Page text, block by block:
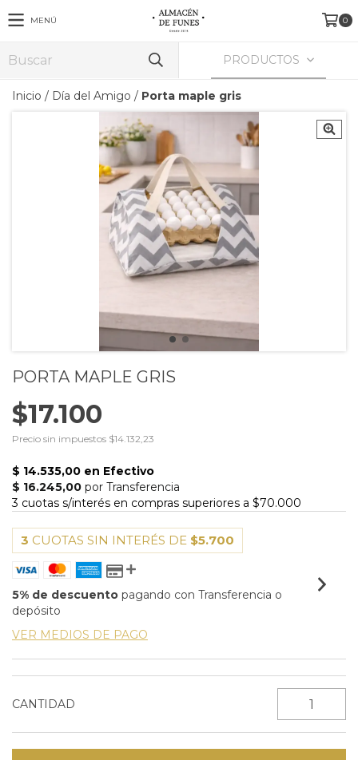
MENÚ 0
PRODUCTOS
Inicio / Día del Amigo / Porta maple gris
PORTA MAPLE GRIS
$17.100
Precio sin impuestos $14.132,23
3 CUOTAS SIN INTERÉS DE $5.700
5% de descuento pagando con Transferencia o
depósito
VER MEDIOS DE PAGO
CANTIDAD